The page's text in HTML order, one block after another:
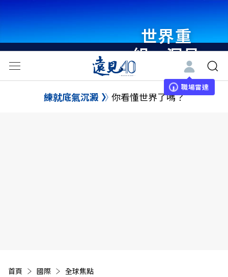
世界重
組・洞見
未來 與
世界領袖
職場雷達
練就底氣沉澱 你看懂世界了嗎？
首頁 國際 全球焦點